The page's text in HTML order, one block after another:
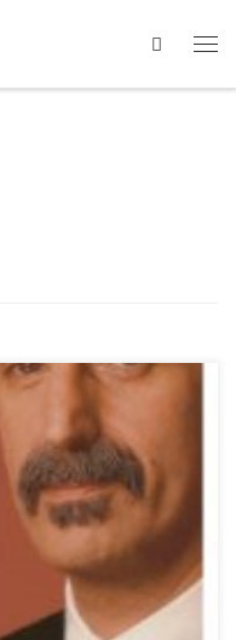
Search
años antes de su
Zappa ha tenido que
en nuestro país, algo
de Malpaso editorial,
del rock, […]